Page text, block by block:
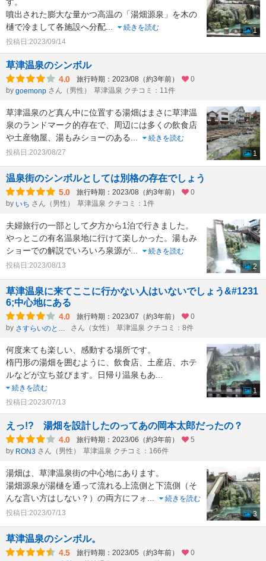
噴出された膨大な量かつ高温の「湯畑源泉」を木の
樋で冷まして各施設へ分配
続きを読む
投稿日:2023/09/14
1
草津温泉のシンボル
4.0 旅行時期：2023/08（約3年前）
0
by goemonp さん（男性） 草津温泉 クチコミ：11件
草津温泉のど真ん中に位置する湯畑はまさに草津温
泉のランドマーク的存在で、周辺には多くの飲食店
や土産物屋、湯もみショーのある
続きを読む
投稿日:2023/08/27
1
温泉街のシンボルとしては別格の存在でしょう
5.0 旅行時期：2023/08（約3年前）
0
by いち さん（男性） 草津温泉 クチコミ：1件
夫婦旅行の一部として夕方から1泊で行きました。
やっとこの有名温泉地に行けて楽しかった。湯もみ
ショーでの解説でいろいろ泉源が
続きを読む
投稿日:2023/08/13
2
草津温泉に来てここに行かない人はいないでしょう&#1231
6;中心地にある
4.0 旅行時期：2023/07（約3年前）
0
by
さすらいのとんすけ さん（女性） 草津温泉 クチコミ：8件
何度来ても楽しい、感動する場所です。
楕円形の湯畑を囲むように、飲食店、土産店、ホテ
ルなどが立ち並びます。日帰り温泉もあ
続きを読む
投稿日:2023/07/13
1
えっ!? 湯畑を設計したのってあの岡本太郎だったの？
4.0 旅行時期：2023/06（約3年前）
5
by RON3 さん（男性） 草津温泉 クチコミ：166件
湯畑は、草津温泉街の中心地にあります。
湯畑源泉が湯樋を通って流れる上流側と下流側（そ
んな言い方はしない？）の両方にフォ
続きを読む
投稿日:2023/07/13
3
草津温泉のシンボル。
4.5 旅行時期：2023/05（約3年前）
0